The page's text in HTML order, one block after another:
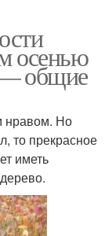
осенью
— общие
нравом. Но
то прекрасное
иметь